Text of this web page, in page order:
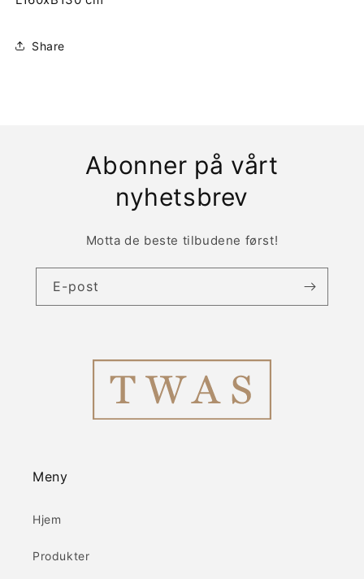
Share
Abonner på vårt
nyhetsbrev
Motta de beste tilbudene først!
E-post
Meny
Hjem
Produkter